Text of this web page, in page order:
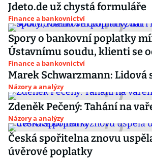
Jdeto.de už chystá formuláře
Finance a bankovnictví
Spory o bankovní poplatky
Ústavnímu soudu, klienti se
Finance a bankovnictví
Marek Schwarzmann: Lidová
Názory a analýzy
Zdeněk Pečený: Tahání na
Názory a analýzy
Česká spořitelna znovu
úvěrové poplatky